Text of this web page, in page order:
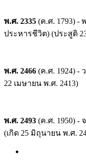
พ.ศ. 2335 (ค.ศ. 1793) -
ประหารชีวิต) (ประสูติ
พ.ศ. 2466 (ค.ศ. 1924) -
22 เมษายน พ.ศ. 2413)
พ.ศ. 2493 (ค.ศ. 1950) -
(เกิด 25 มิถุนายน พ.ศ.